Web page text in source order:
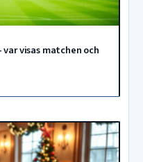
visas matchen och